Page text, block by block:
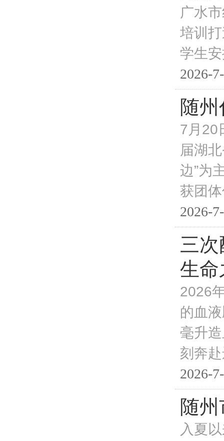
广水
培训
学生
2026-
随
7月20
届湖
边”为
获团
2026-
三
生命
2026
的血
毫升
刻奔
2026-
随
入夏